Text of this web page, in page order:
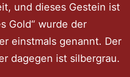
und dieses Gestein ist
Gold“ wurde der
einstmals genannt. Der
dagegen ist silbergrau.